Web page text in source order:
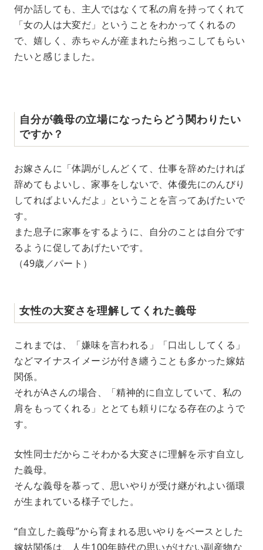
何か話しても、主人ではなくて私の肩を持ってくれて
「女の人は大変だ」ということをわかってくれるの
で、嬉しく、赤ちゃんが産まれたら抱っこしてもらい
たいと感じました。
自分が義母の立場になったらどう関わりたい
ですか？
お嫁さんに「体調がしんどくて、仕事を辞めたければ
辞めてもよいし、家事をしないで、体優先にのんびり
してればよいんだよ」ということを言ってあげたいで
す。
また息子に家事をするように、自分のことは自分です
るように促してあげたいです。
（49歳／パート）
女性の大変さを理解してくれた義母
これまでは、「嫌味を言われる」「口出ししてくる」
などマイナスイメージが付き纏うことも多かった嫁姑
関係。
それがAさんの場合、「精神的に自立していて、私の
肩をもってくれる」ととても頼りになる存在のようで
す。
女性同士だからこそわかる大変さに理解を示す自立し
た義母。
そんな義母を慕って、思いやりが受け継がれよい循環
が生まれている様子でした。
“自立した義母”から育まれる思いやりをベースとした
嫁姑関係は、人生100年時代の思いがけない副産物な